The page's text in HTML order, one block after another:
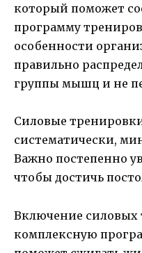
который поможет
программу
особенности
правильно
группы мышц и не
Силовые
систематически,
Важно постепенно
чтобы достичь
Включение силовых
комплексную